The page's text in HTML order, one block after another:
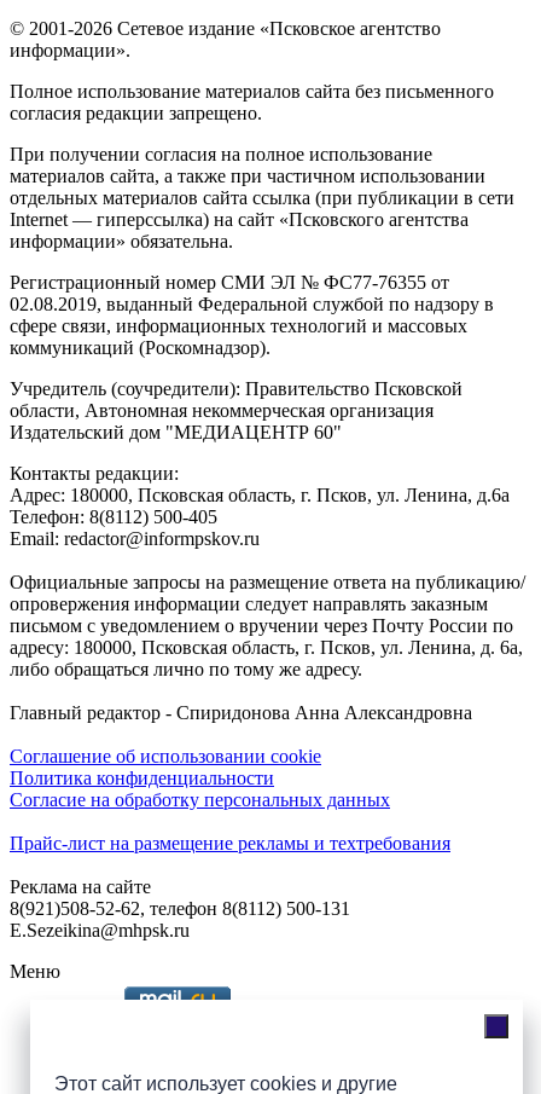
Этот сайт использует cookies и другие
© 2001-2026 Сетевое издание «Псковское агентство
информации».
Полное использование материалов сайта без письменного
согласия редакции запрещено.
При получении согласия на полное использование
материалов сайта, а также при частичном использовании
отдельных материалов сайта ссылка (при публикации в сети
Internet — гиперссылка) на сайт «Псковского агентства
информации» обязательна.
Регистрационный номер СМИ ЭЛ № ФС77-76355 от
02.08.2019, выданный Федеральной службой по надзору в
сфере связи, информационных технологий и массовых
коммуникаций (Роскомнадзор).
Учредитель (соучредители): Правительство Псковской
области, Автономная некоммерческая организация
Издательский дом "МЕДИАЦЕНТР 60"
Контакты редакции:
Адреc: 180000, Псковская область, г. Псков, ул. Ленина, д.6а
Телефон: 8(8112) 500-405
Email: redactor@informpskov.ru
Официальные запросы на размещение ответа на публикацию/
опровержения информации следует направлять заказным
письмом с уведомлением о вручении через Почту России по
адресу: 180000, Псковская область, г. Псков, ул. Ленина, д. 6а,
либо обращаться лично по тому же адресу.
Главный редактор - Спиридонова Анна Александровна
Соглашение об использовании cookie
Политика конфиденциальности
Согласие на обработку персональных данных
Прайс-лист на размещение рекламы и техтребования
Реклама на сайте
8(921)508-52-62, телефон 8(8112) 500-131
E.Sezeikina@mhpsk.ru
Меню